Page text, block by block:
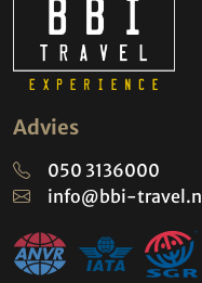
Advies
050 3136000
info@bbi-travel.nl